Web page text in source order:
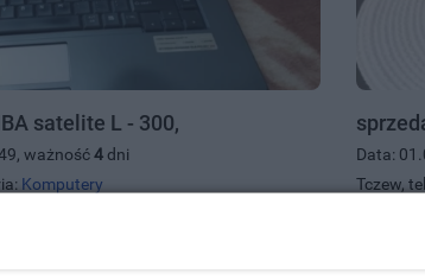
satelite L - 300,
ważność4dni
Komputery
Data:
Tczew,